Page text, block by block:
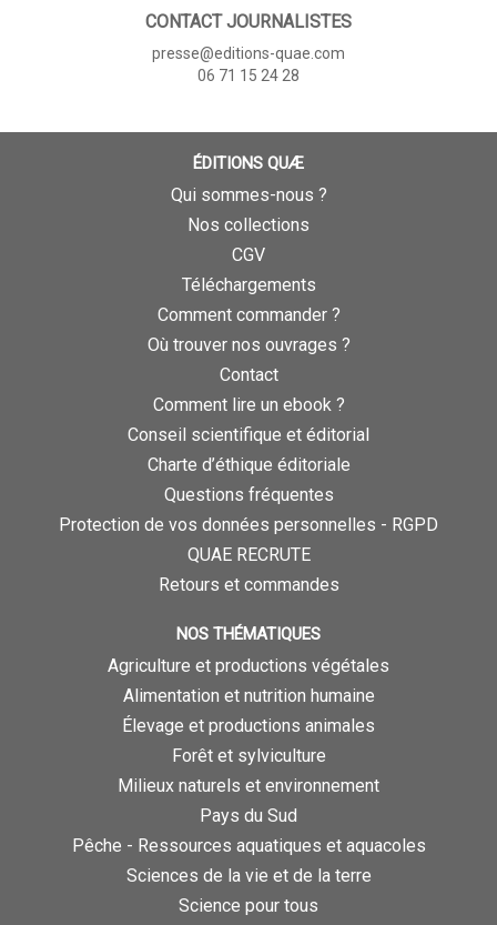
CONTACT JOURNALISTES
presse@editions-quae.com
06 71 15 24 28
ÉDITIONS QUÆ
Qui sommes-nous ?
Nos collections
CGV
Téléchargements
Comment commander ?
Où trouver nos ouvrages ?
Contact
Comment lire un ebook ?
Conseil scientifique et éditorial
Charte d’éthique éditoriale
Questions fréquentes
Protection de vos données personnelles - RGPD
QUAE RECRUTE
Retours et commandes
NOS THÉMATIQUES
Agriculture et productions végétales
Alimentation et nutrition humaine
Élevage et productions animales
Forêt et sylviculture
Milieux naturels et environnement
Pays du Sud
Pêche - Ressources aquatiques et aquacoles
Sciences de la vie et de la terre
Science pour tous